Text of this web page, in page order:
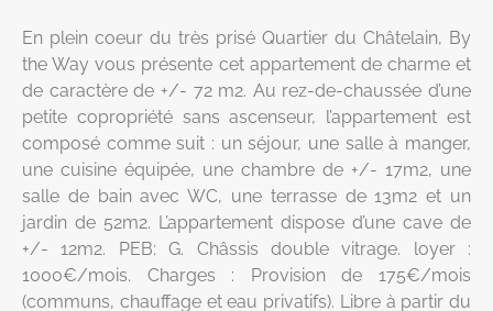
En plein coeur du très prisé Quartier du Châtelain, By
the Way vous présente cet appartement de charme et
de caractère de +/- 72 m2. Au rez-de-chaussée d’une
petite copropriété sans ascenseur, l’appartement est
composé comme suit : un séjour, une salle à manger,
une cuisine équipée, une chambre de +/- 17m2, une
salle de bain avec WC, une terrasse de 13m2 et un
jardin de 52m2. L’appartement dispose d’une cave de
+/- 12m2. PEB: G. Châssis double vitrage. loyer :
1000€/mois. Charges : Provision de 175€/mois
(communs, chauffage et eau privatifs). Libre à partir du